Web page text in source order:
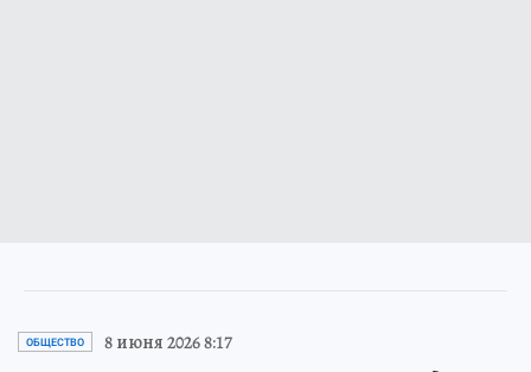
ОБЩЕСТВО 8 июня 2026 8:17